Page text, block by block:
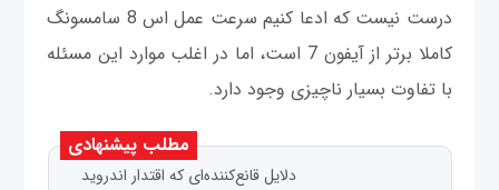
درست نیست که ادعا کنیم سرعت عمل اس 8 سامسونگ
کاملا برتر از آیفون 7 است، اما در اغلب موارد این مسئله
با تفاوت بسیار ناچیزی وجود دارد.
مطلب پیشنهادی
دلایل قانع‌کننده‌ای که اقتدار اندروید